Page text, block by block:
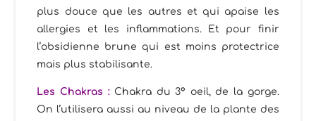
plus douce que les autres et qui apaise les
allergies et les inflammations. Et pour finir
l’obsidienne brune qui est moins protectrice
mais plus stabilisante.
Les Chakras : Chakra du 3° oeil, de la gorge.
On l’utilisera aussi au niveau de la plante des